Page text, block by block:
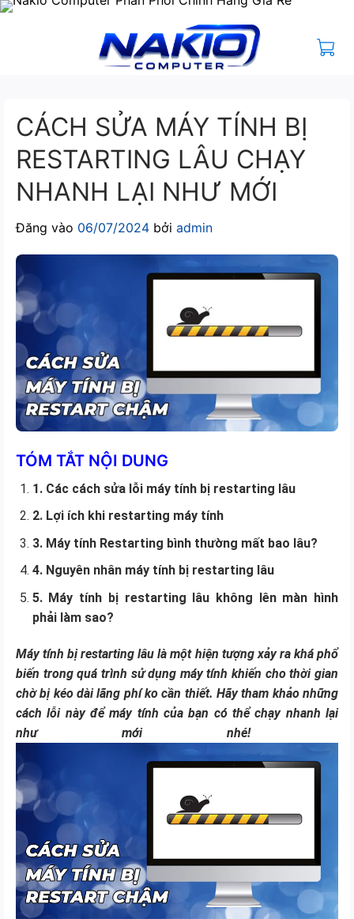
Bỏ
CÁCH SỬA MÁY TÍNH BỊ
RESTARTING LÂU CHẠY
NHANH LẠI NHƯ MỚI
Đăng vào 06/07/2024 bởi admin
TÓM TẮT NỘI DUNG
1. Các cách sửa lỗi máy tính bị restarting lâu
2. Lợi ích khi restarting máy tính
3. Máy tính Restarting bình thường mất bao lâu?
4. Nguyên nhân máy tính bị restarting lâu
5. Máy tính bị restarting lâu không lên màn hình
phải làm sao?
Máy tính bị restarting lâu là một hiện tượng xảy ra khá phổ
biến trong quá trình sử dụng máy tính khiến cho thời gian
chờ bị kéo dài lãng phí ko cần thiết. Hãy tham khảo những
cách lỗi này để máy tính của bạn có thể chạy nhanh lại
như mới nhé!